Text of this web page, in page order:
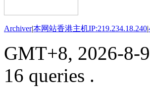
Archiver|本网站香港主机IP:219.234.18.240|
GMT+8, 2026-8-
16 queries .